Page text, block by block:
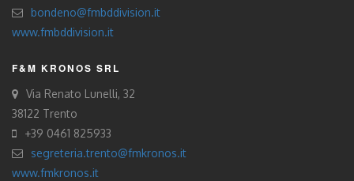
bondeno@fmbddivision.it
www.fmbddivision.it
F&M KRONOS SRL
Via Renato Lunelli, 32
38122 Trento
+39 0461 825933
segreteria.trento@fmkronos.it
www.fmkronos.it